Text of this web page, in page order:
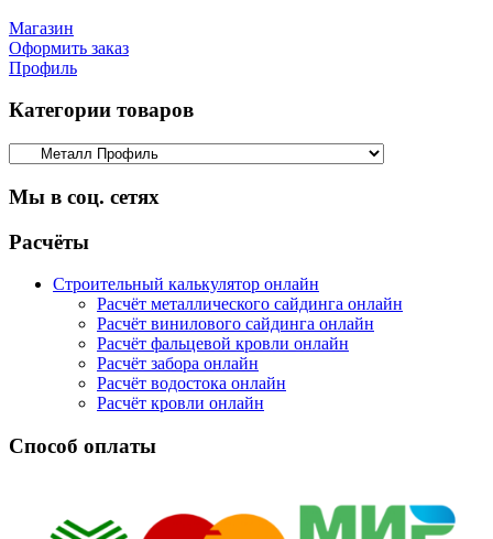
Магазин
Оформить заказ
Профиль
Категории товаров
Мы в соц. сетях
Facebook
Twitter
Google
Instagram
Расчёты
Строительный калькулятор онлайн
Расчёт металлического сайдинга онлайн
Расчёт винилового сайдинга онлайн
Расчёт фальцевой кровли онлайн
Расчёт забора онлайн
Расчёт водостока онлайн
Расчёт кровли онлайн
Способ оплаты